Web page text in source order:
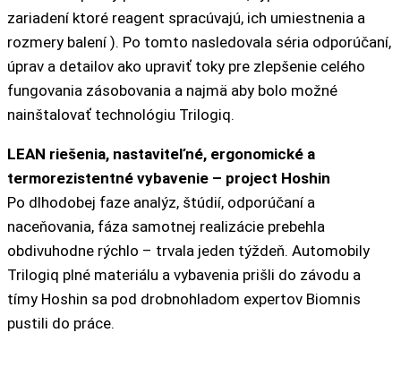
zariadení ktoré reagent spracúvajú, ich umiestnenia a
rozmery balení ). Po tomto nasledovala séria odporúčaní,
úprav a detailov ako upraviť toky pre zlepšenie celého
fungovania zásobovania a najmä aby bolo možné
nainštalovať technológiu Trilogiq.
LEAN riešenia, nastaviteľné, ergonomické a
termorezistentné vybavenie – project Hoshin
Po dlhodobej faze analýz, štúdií, odporúčaní a
naceňovania, fáza samotnej realizácie prebehla
obdivuhodne rýchlo – trvala jeden týždeň. Automobily
Trilogiq plné materiálu a vybavenia prišli do závodu a
tímy Hoshin sa pod drobnohladom expertov Biomnis
pustili do práce.